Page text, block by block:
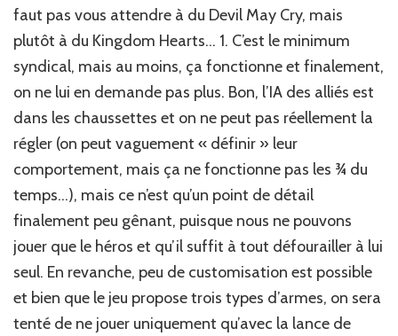
faut pas vous attendre à du Devil May Cry, mais
plutôt à du Kingdom Hearts… 1. C’est le minimum
syndical, mais au moins, ça fonctionne et finalement,
on ne lui en demande pas plus. Bon, l’IA des alliés est
dans les chaussettes et on ne peut pas réellement la
régler (on peut vaguement « définir » leur
comportement, mais ça ne fonctionne pas les ¾ du
temps…), mais ce n’est qu’un point de détail
finalement peu gênant, puisque nous ne pouvons
jouer que le héros et qu’il suffit à tout défourailler à lui
seul. En revanche, peu de customisation est possible
et bien que le jeu propose trois types d’armes, on sera
tenté de ne jouer uniquement qu’avec la lance de